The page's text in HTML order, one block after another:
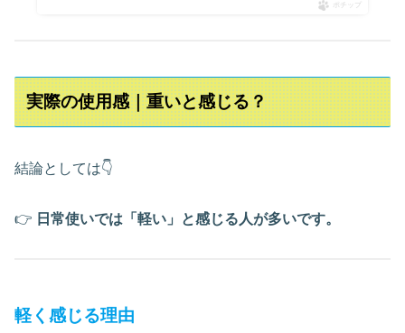
ポチップ
実際の使用感｜重いと感じる？
結論としては👇
👉 日常使いでは「軽い」と感じる人が多いです。
軽く感じる理由